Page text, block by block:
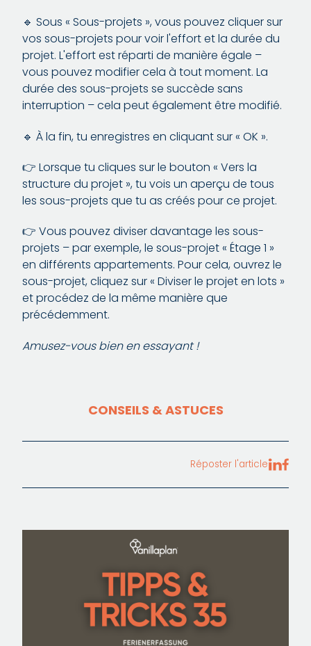
🔹 Sous « Sous-projets », vous pouvez cliquer sur
vos sous-projets pour voir l'effort et la durée du
projet. L'effort est réparti de manière égale –
vous pouvez modifier cela à tout moment. La
durée des sous-projets se succède sans
interruption – cela peut également être modifié.
🔹 À la fin, tu enregistres en cliquant sur « OK ».
👉 Lorsque tu cliques sur le bouton « Vers la
structure du projet », tu vois un aperçu de tous
les sous-projets que tu as créés pour ce projet.
👉 Vous pouvez diviser davantage les sous-
projets – par exemple, le sous-projet « Étage 1 »
en différents appartements. Pour cela, ouvrez le
sous-projet, cliquez sur « Diviser le projet en lots »
et procédez de la même manière que
précédemment.
Amusez-vous bien en essayant !
CONSEILS & ASTUCES
Réposter l'article